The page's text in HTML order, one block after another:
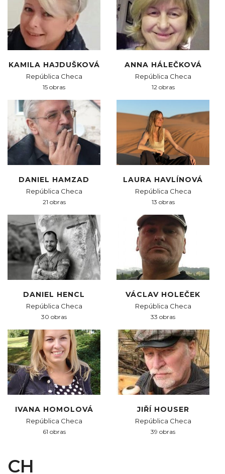
KAMILA HAJDUŠKOVÁ
República Checa
15 obras
ANNA HÁLEČKOVÁ
República Checa
12 obras
DANIEL HAMZAD
República Checa
21 obras
LAURA HAVLÍNOVÁ
República Checa
13 obras
DANIEL HENCL
República Checa
30 obras
VÁCLAV HOLEČEK
República Checa
33 obras
IVANA HOMOLOVÁ
República Checa
61 obras
JIŘÍ HOUSER
República Checa
39 obras
CH